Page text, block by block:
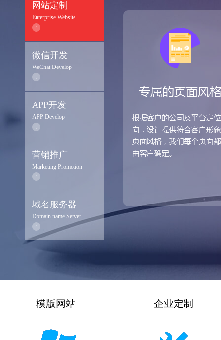
网站定制
Enterprise Website
微信开发
WeChat Develop
APP开发
APP Develop
营销推广
Marketing Promotion
域名服务器
Domain name Server
模版网站 企业定制